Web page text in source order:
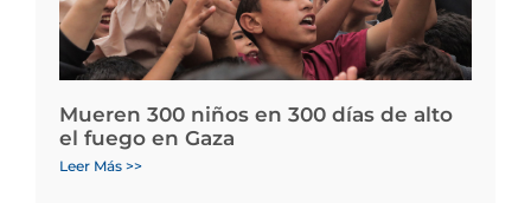
Mueren 300 niños en 300 días de alto
el fuego en Gaza
Leer Más >>